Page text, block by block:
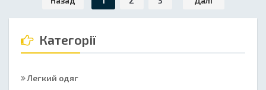
Категорії
Легкий одяг